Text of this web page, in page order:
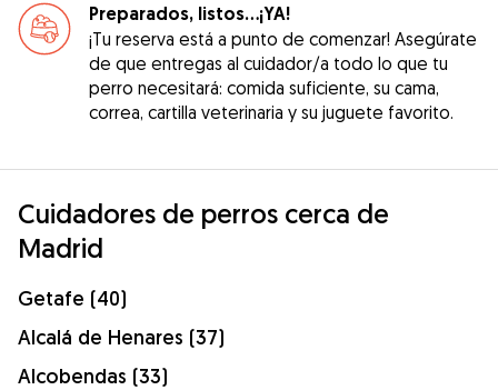
Preparados, listos...¡YA!
¡Tu reserva está a punto de comenzar! Asegúrate
de que entregas al cuidador/a todo lo que tu
perro necesitará: comida suficiente, su cama,
correa, cartilla veterinaria y su juguete favorito.
Cuidadores de perros cerca de
Madrid
Getafe (40)
Alcalá de Henares (37)
Alcobendas (33)